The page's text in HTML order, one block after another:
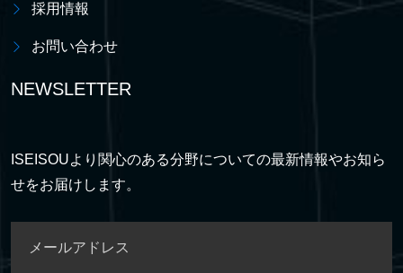
採用情報
お問い合わせ
NEWSLETTER
ISEISOUより関心のある分野についての最新情報やお知ら
せをお届けします。